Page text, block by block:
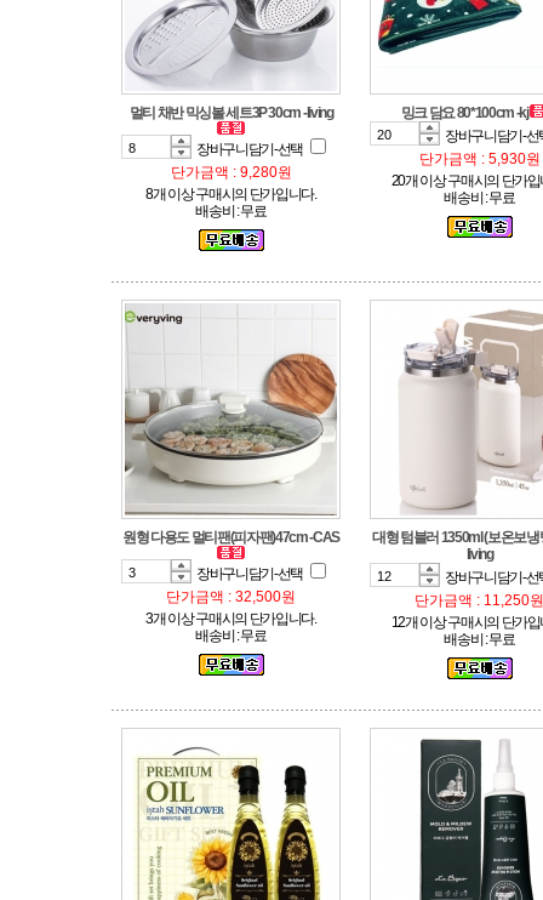
멀티 채반 믹싱볼 세트3P 30cm -living
장바구니담기-선택
단가금액 : 9,280원
8개 이상 구매시의 단가입니다.
배송비 : 무료
밍크 담요 80*100cm -kj
장바구니담기-
단가금액 : 5,930원
20개 이상 구매시의 단가입
배송비 : 무료
원형 다용도 멀티팬(피자팬)47cm -CAS
장바구니담기-선택
단가금액 : 32,500원
3개 이상 구매시의 단가입니다.
배송비 : 무료
living
장바구니담기-
단가금액 : 11,250원
12개 이상 구매시의 단가입
배송비 : 무료